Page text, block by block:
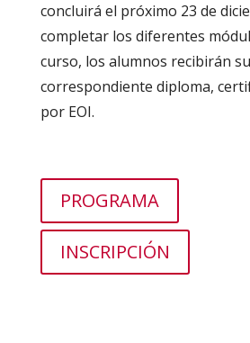
concluirá el próximo 23 de
completar los diferentes
curso, los alumnos recibirán su
correspondiente diploma,
por EOI.
PROGRAMA
INSCRIPCIÓN